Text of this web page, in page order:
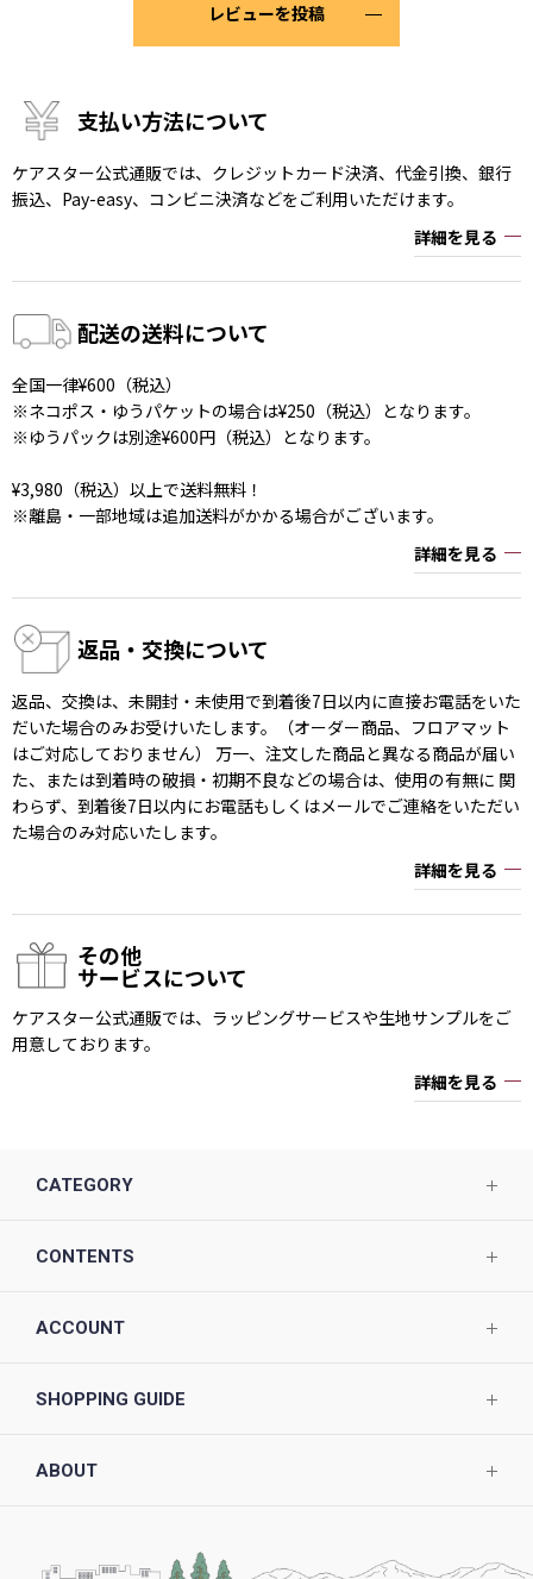
レビューを投稿
支払い方法について
ケアスター公式通販では、クレジットカード決済、代金引換、銀行
振込、Pay-easy、コンビニ決済などをご利用いただけます。
詳細を見る
配送の送料について
全国一律¥600（税込）
※ネコポス・ゆうパケットの場合は¥250（税込）となります。
※ゆうパックは別途¥600円（税込）となります。
¥3,980（税込）以上で送料無料！
※離島・一部地域は追加送料がかかる場合がございます。
詳細を見る
返品・交換について
返品、交換は、未開封・未使用で到着後7日以内に直接お電話をいた
だいた場合のみお受けいたします。（オーダー商品、フロアマット
はご対応しておりません） 万一、注文した商品と異なる商品が届い
た、または到着時の破損・初期不良などの場合は、使用の有無に 関
わらず、到着後7日以内にお電話もしくはメールでご連絡をいただい
た場合のみ対応いたします。
詳細を見る
その他
サービスについて
ケアスター公式通販では、ラッピングサービスや生地サンプルをご
用意しております。
詳細を見る
CATEGORY
CONTENTS
ACCOUNT
SHOPPING GUIDE
ABOUT